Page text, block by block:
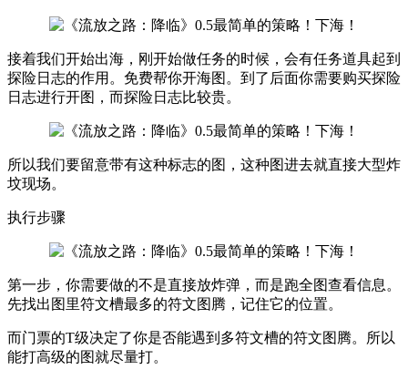
接着我们开始出海，刚开始做任务的时候，会有任务道具起到
探险日志的作用。免费帮你开海图。到了后面你需要购买探险
日志进行开图，而探险日志比较贵。
所以我们要留意带有这种标志的图，这种图进去就直接大型炸
坟现场。
执行步骤
第一步，你需要做的不是直接放炸弹，而是跑全图查看信息。
先找出图里符文槽最多的符文图腾，记住它的位置。
而门票的T级决定了你是否能遇到多符文槽的符文图腾。所以
能打高级的图就尽量打。